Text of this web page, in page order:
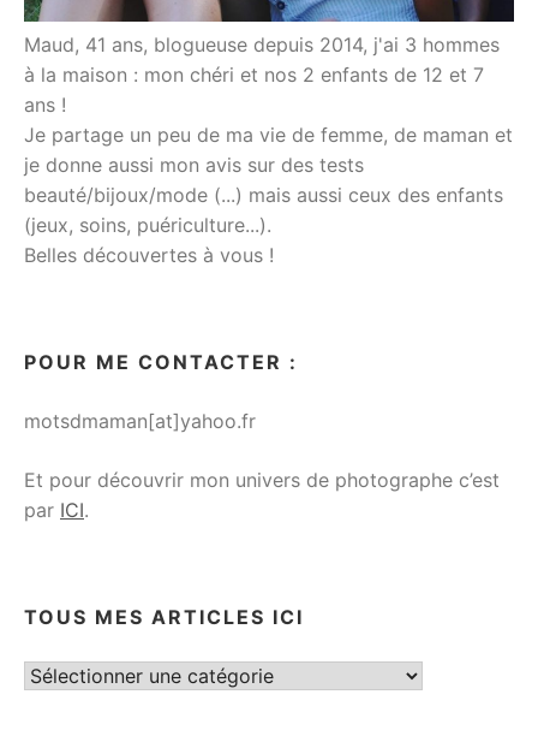
Maud, 41 ans, blogueuse depuis 2014, j'ai 3 hommes
à la maison : mon chéri et nos 2 enfants de 12 et 7
ans !
Je partage un peu de ma vie de femme, de maman et
je donne aussi mon avis sur des tests
beauté/bijoux/mode (...) mais aussi ceux des enfants
(jeux, soins, puériculture...).
Belles découvertes à vous !
POUR ME CONTACTER :
motsdmaman[at]yahoo.fr
Et pour découvrir mon univers de photographe c’est
par ICI.
TOUS MES ARTICLES ICI
Tous